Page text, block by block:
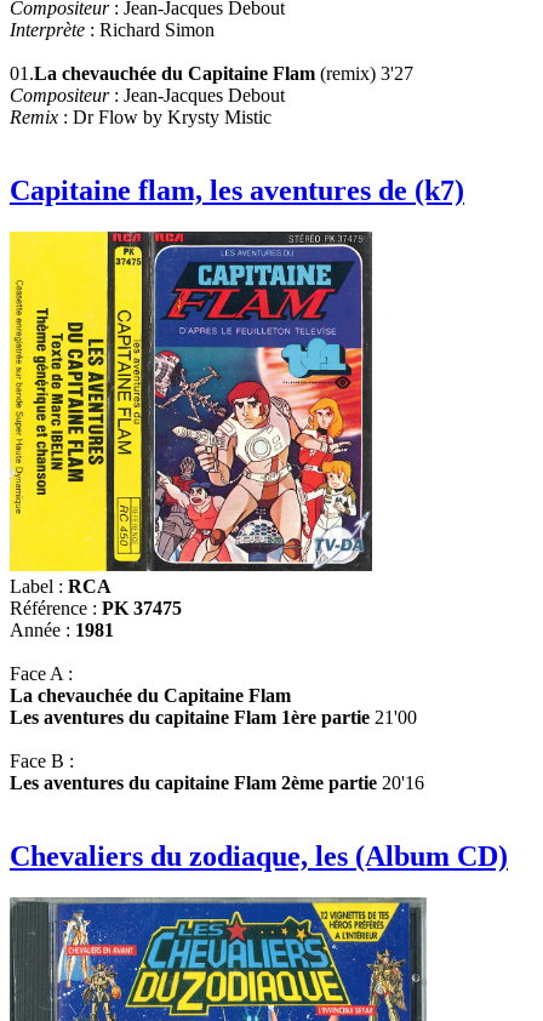
Compositeur: Jean-Jacques Debout
Interprète : Richard Simon
01.La chevauchée du Capitaine Flam (remix) 3'27
Compositeur: Jean-Jacques Debout
Remix : Dr Flow by Krysty Mistic
Capitaine flam, les aventures de (k7)
Label : RCA
Référence : PK 37475
Année : 1981
Face A :
La chevauchée du Capitaine Flam
Les aventures du capitaine Flam 1ère partie 21'00
Face B :
Les aventures du capitaine Flam 2ème partie 20'16
Chevaliers du zodiaque, les (Album CD)